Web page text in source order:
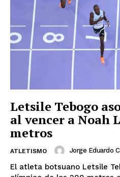
Letsile Tebogo
al vencer a Noah
metros
ATLETISMO Jorge Eduardo
El atleta botsuano Letsile